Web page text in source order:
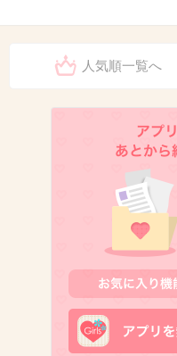
ううん、大丈夫〜
2026/07/08(水) 11:33:36
お気持ちだけで十分です
人気順一覧へ